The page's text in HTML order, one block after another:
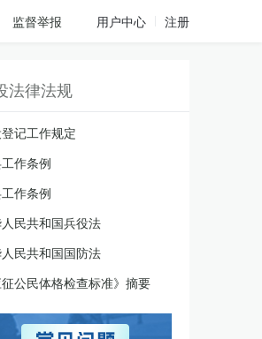
监督举报 用户中心 注册
法律法规
记工作规定
作条例
作条例
民共和国兵役法
民共和国国防法
征公民体格检查标准》摘要